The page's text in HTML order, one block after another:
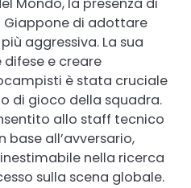
Mondo, la presenza di
Giappone di adottare
aggressiva. La sua
e creare
è stata cruciale
di gioco della squadra.
allo staff tecnico
all’avversario,
nella ricerca
sulla scena globale.